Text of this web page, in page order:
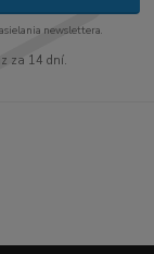
newslettera.
za 14 dní.